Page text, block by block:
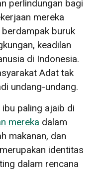
perlindungan bagi
mereka
buruk
keadilan
di Indonesia.
Adat tak
undang-undang.
paling ajaib di
mereka dalam
makanan, dan
identitas
dalam rencana